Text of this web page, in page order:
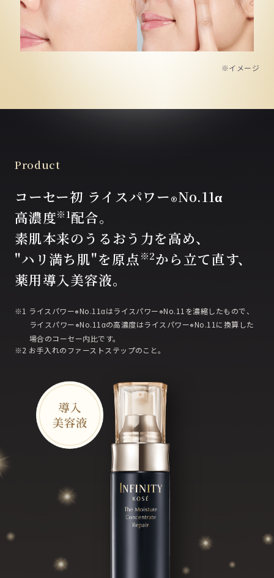
※イメージ
Product
コーセー初 ライスパワー®No.11α
高濃度※1配合。
素肌本来のうるおう力を高め、
"ハリ満ち肌"を原点 ※2から立て直す、
薬用導入美容液。
※1 ライスパワー®No.11αはライスパワー ®No.11を濃縮したもので、
ライスパワー ®No.11αの高濃度はライスパワー®No.11に換算した
場合のコーセー内比です。
※2 お手入れのファーストステップのこと。